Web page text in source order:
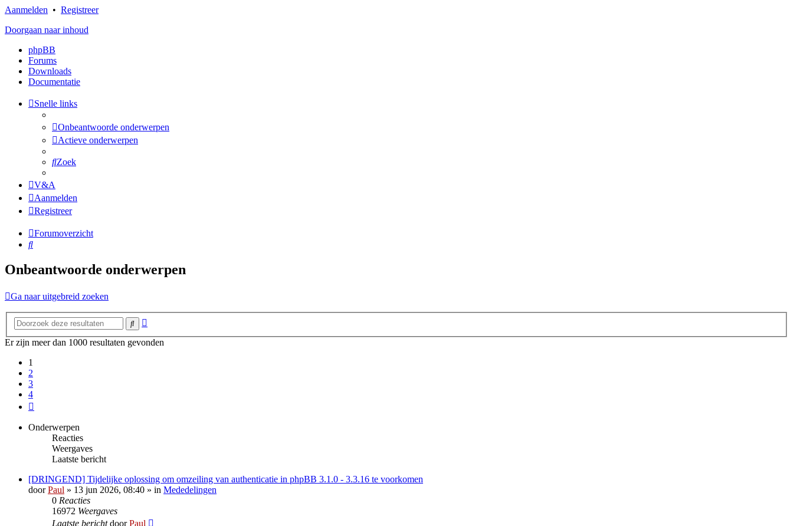
Aanmelden • Registreer
Doorgaan naar inhoud
phpBB
Forums
Downloads
Documentatie
Snelle links
Onbeantwoorde onderwerpen
Actieve onderwerpen
Zoek
V&A
Aanmelden
Registreer
Forumoverzicht
Zoek
Onbeantwoorde onderwerpen
Ga naar uitgebreid zoeken
Zoek
Er zijn meer dan 1000 resultaten gevonden
1
2
3
4
Onderwerpen
Reacties
Weergaves
Laatste bericht
[DRINGEND] Tijdelijke oplossing om omzeiling van authenticatie in phpBB 3.1.0 - 3.3.16 te voorkomen
doorPaul » 13 jun 2026, 08:40 » in Mededelingen
0 Reacties
16972 Weergaves
Laatste berichtdoorPaul